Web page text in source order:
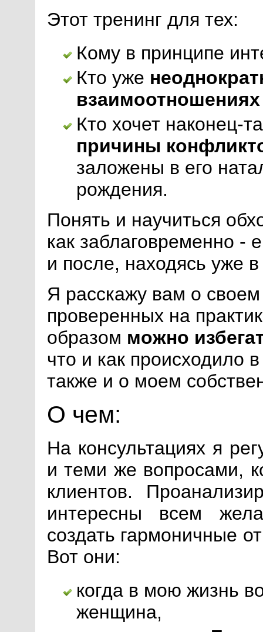
Этот тренинг для тех:
Кому в принципе
Кто уже
взаимоотношениях
Кто хочет наконец-
причины
заложены в его
рождения.
Понять и научиться
как заблаговременно -
и после, находясь уже
Я расскажу вам о
проверенных на
образом можно
что и как происходило
также и о моем
О чем:
На консультациях я
и теми же вопросами,
клиентов.
интересны всем
создать гармоничные
Вот они:
когда в мою жизнь
женщина,